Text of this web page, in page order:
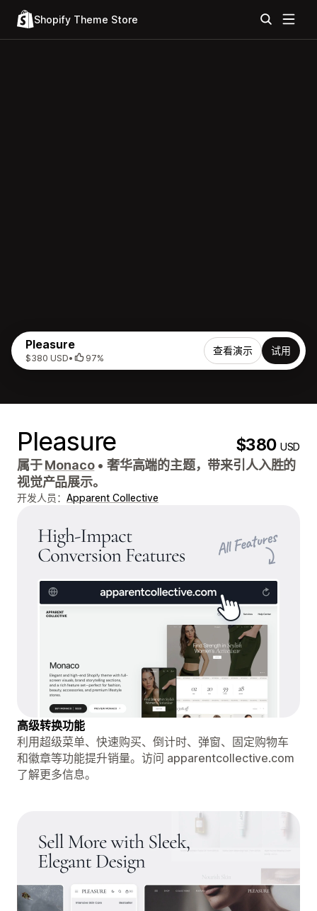
Shopify Theme Store
Pleasure
$380 USD• 97%
查看演示 试用
Pleasure $380USD
属于Monaco • 奢华高端的主题，带来引人入胜的
视觉产品展示。
开发人员： Apparent Collective
高级转换功能
利用超级菜单、快速购买、倒计时、弹窗、固定购物车
和徽章等功能提升销量。访问 apparentcollective.com
了解更多信息。